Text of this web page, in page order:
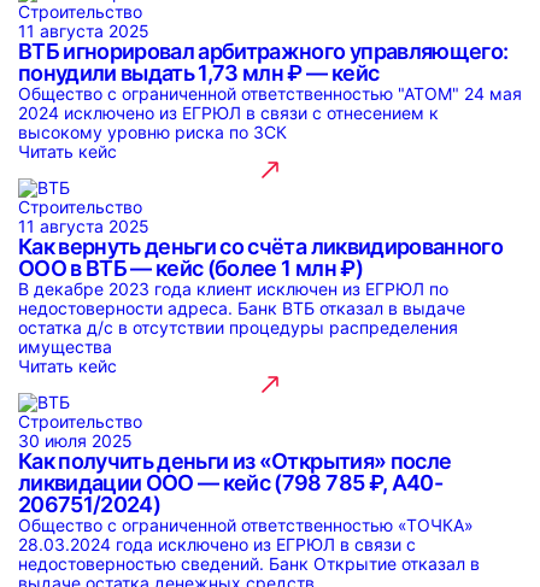
Строительство
11 августа 2025
ВТБ игнорировал арбитражного управляющего:
понудили выдать 1,73 млн ₽ — кейс
Общество с ограниченной ответственностью "АТОМ" 24 мая
2024 исключено из ЕГРЮЛ в связи с отнесением к
высокому уровню риска по ЗСК
Читать кейс
Строительство
11 августа 2025
Как вернуть деньги со счёта ликвидированного
ООО в ВТБ — кейс (более 1 млн ₽)
В декабре 2023 года клиент исключен из ЕГРЮЛ по
недостоверности адреса. Банк ВТБ отказал в выдаче
остатка д/с в отсутствии процедуры распределения
имущества
Читать кейс
Строительство
30 июля 2025
Как получить деньги из «Открытия» после
ликвидации ООО — кейс (798 785 ₽, А40-
206751/2024)
Общество с ограниченной ответственностью «ТОЧКА»
28.03.2024 года исключено из ЕГРЮЛ в связи с
недостоверностью сведений. Банк Открытие отказал в
выдаче остатка денежных средств